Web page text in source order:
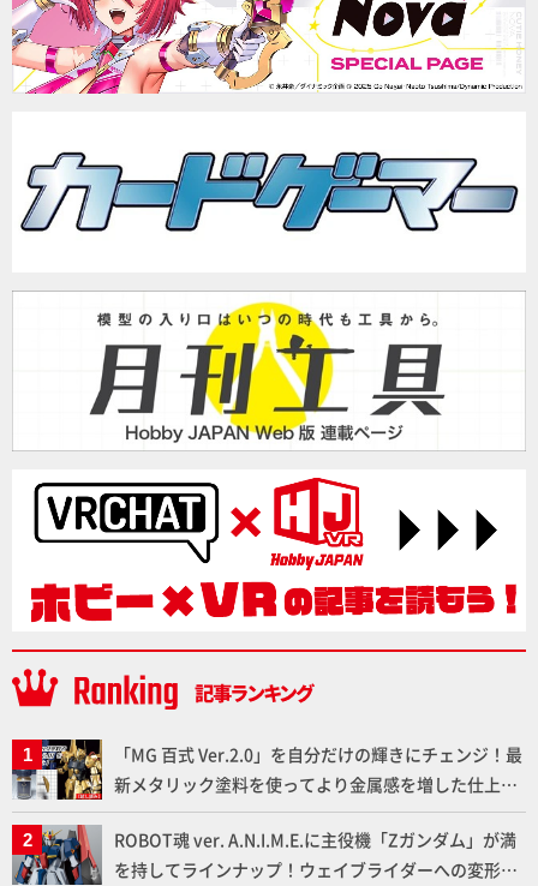
「MG 百式 Ver.2.0」を自分だけの輝きにチェンジ！最
新メタリック塗料を使ってより金属感を増した仕上が
りに!!【試し読み】
ROBOT魂 ver. A.N.I.M.E.に主役機「Zガンダム」が満
を持してラインナップ！ウェイブライダーへの変形、